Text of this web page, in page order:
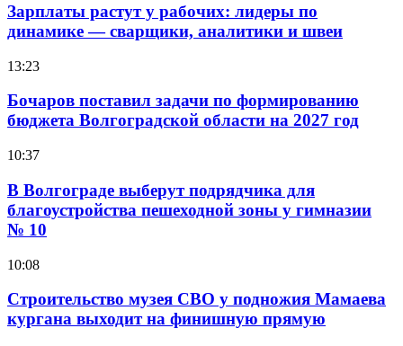
Зарплаты растут у рабочих: лидеры по
динамике — сварщики, аналитики и швеи
13:23
Бочаров поставил задачи по формированию
бюджета Волгоградской области на 2027 год
10:37
В Волгограде выберут подрядчика для
благоустройства пешеходной зоны у гимназии
№ 10
10:08
Строительство музея СВО у подножия Мамаева
кургана выходит на финишную прямую